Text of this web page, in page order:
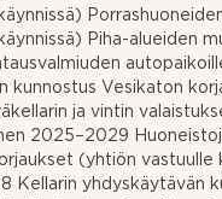
Piha-alueiden
kunnostus Vesikaton
ja vintin
2025–2029
(yhtiön vastuulle
Kellarin yhdyskäytävän